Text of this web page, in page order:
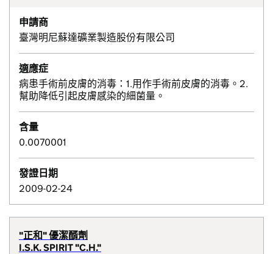
申請商
臺灣明尼蘇達礦業製造股份有限公司
適應症
病患手術前皮膚的消毒：1.用作手術前皮膚的消毒。2.
幫助降低引起皮膚感染的細菌量。
含量
0.0070001
發證日期
2009-02-24
"正和" 優潔醑劑
I.S.K. SPIRIT "C.H."